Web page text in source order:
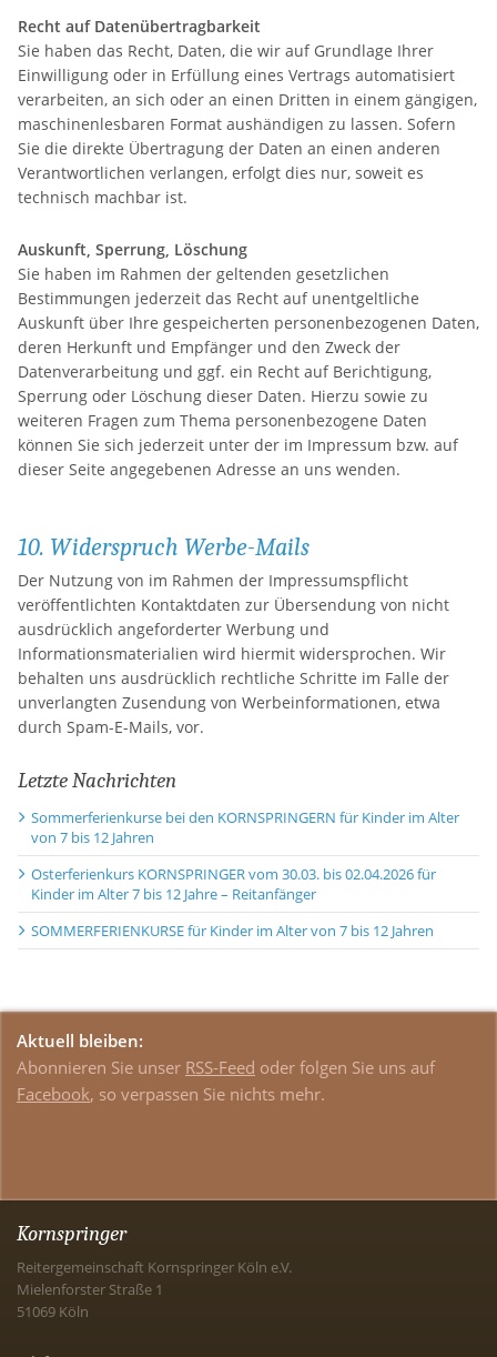
Recht auf Datenübertragbarkeit
Sie haben das Recht, Daten, die wir auf Grundlage Ihrer
Einwilligung oder in Erfüllung eines Vertrags automatisiert
verarbeiten, an sich oder an einen Dritten in einem gängigen,
maschinenlesbaren Format aushändigen zu lassen. Sofern
Sie die direkte Übertragung der Daten an einen anderen
Verantwortlichen verlangen, erfolgt dies nur, soweit es
technisch machbar ist.
Auskunft, Sperrung, Löschung
Sie haben im Rahmen der geltenden gesetzlichen
Bestimmungen jederzeit das Recht auf unentgeltliche
Auskunft über Ihre gespeicherten personenbezogenen Daten,
deren Herkunft und Empfänger und den Zweck der
Datenverarbeitung und ggf. ein Recht auf Berichtigung,
Sperrung oder Löschung dieser Daten. Hierzu sowie zu
weiteren Fragen zum Thema personenbezogene Daten
können Sie sich jederzeit unter der im Impressum bzw. auf
dieser Seite angegebenen Adresse an uns wenden.
10. Widerspruch Werbe-Mails
Der Nutzung von im Rahmen der Impressumspflicht
veröffentlichten Kontaktdaten zur Übersendung von nicht
ausdrücklich angeforderter Werbung und
Informationsmaterialien wird hiermit widersprochen. Wir
behalten uns ausdrücklich rechtliche Schritte im Falle der
unverlangten Zusendung von Werbeinformationen, etwa
durch Spam-E-Mails, vor.
Letzte Nachrichten
Sommerferienkurse bei den KORNSPRINGERN für Kinder im Alter
von 7 bis 12 Jahren
Osterferienkurs KORNSPRINGER vom 30.03. bis 02.04.2026 für
Kinder im Alter 7 bis 12 Jahre – Reitanfänger
SOMMERFERIENKURSE für Kinder im Alter von 7 bis 12 Jahren
Aktuell bleiben:
Abonnieren Sie unser RSS-Feed oder folgen Sie uns auf
Facebook, so verpassen Sie nichts mehr.
Kornspringer
Reitergemeinschaft Kornspringer Köln e.V.
Mielenforster Straße 1
51069 Köln